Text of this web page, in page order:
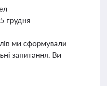
грудня
ми сформували
запитання. Ви